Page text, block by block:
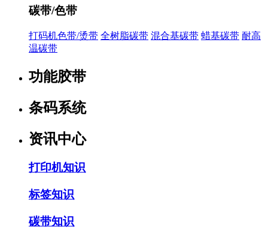
碳带/色带
打码机色带/烫带 全树脂碳带 混合基碳带 蜡基碳带 耐高
温碳带
功能胶带
条码系统
资讯中心
打印机知识
标签知识
碳带知识